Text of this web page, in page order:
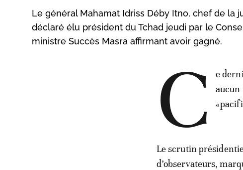
Le général Mahamat Idriss Déby Itno, chef de la
déclaré élu président du Tchad jeudi par le
ministre Succès Masra affirmant avoir gagné.
C
e
aucun
Le scrutin
d’observateurs,